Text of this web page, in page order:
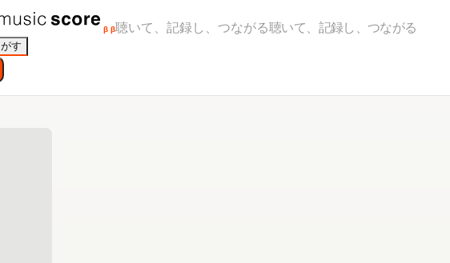
β β聴いて、記録し、つながる聴いて、記録し、つながる
す